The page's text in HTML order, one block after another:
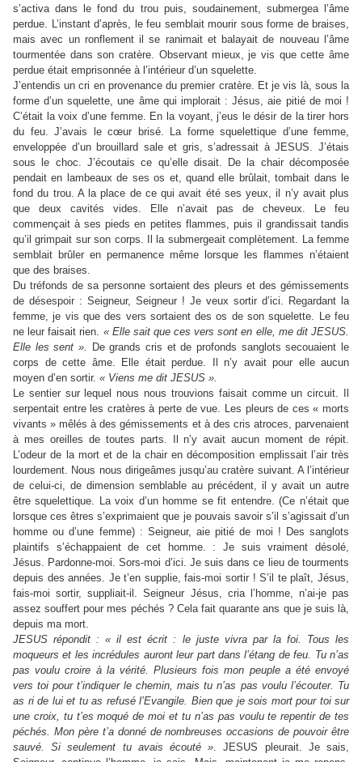
s’activa dans le fond du trou puis, soudainement, submergea l’âme
perdue. L’instant d’après, le feu semblait mourir sous forme de braises,
mais avec un ronflement il se ranimait et balayait de nouveau l’âme
tourmentée dans son cratère. Observant mieux, je vis que cette âme
perdue était emprisonnée à l’intérieur d’un squelette.
J’entendis un cri en provenance du premier cratère. Et je vis là, sous la
forme d’un squelette, une âme qui implorait : Jésus, aie pitié de moi !
C’était la voix d’une femme. En la voyant, j’eus le désir de la tirer hors
du feu. J’avais le cœur brisé. La forme squelettique d’une femme,
enveloppée d’un brouillard sale et gris, s’adressait à JESUS. J’étais
sous le choc. J’écoutais ce qu’elle disait. De la chair décomposée
pendait en lambeaux de ses os et, quand elle brûlait, tombait dans le
fond du trou. A la place de ce qui avait été ses yeux, il n’y avait plus
que deux cavités vides. Elle n’avait pas de cheveux. Le feu
commençait à ses pieds en petites flammes, puis il grandissait tandis
qu’il grimpait sur son corps. Il la submergeait complètement. La femme
semblait brûler en permanence même lorsque les flammes n’étaient
que des braises.
Du tréfonds de sa personne sortaient des pleurs et des gémissements
de désespoir : Seigneur, Seigneur ! Je veux sortir d’ici. Regardant la
femme, je vis que des vers sortaient des os de son squelette. Le feu
ne leur faisait rien. « Elle sait que ces vers sont en elle, me dit JESUS.
Elle les sent ».
De grands cris et de profonds sanglots secouaient le
corps de cette âme. Elle était perdue. Il n’y avait pour elle aucun
moyen d’en sortir. « Viens me dit JESUS ».
Le sentier sur lequel nous nous trouvions faisait comme un circuit. Il
serpentait entre les cratères à perte de vue. Les pleurs de ces « morts
vivants » mêlés à des gémissements et à des cris atroces, parvenaient
à mes oreilles de toutes parts. Il n’y avait aucun moment de répit.
L’odeur de la mort et de la chair en décomposition emplissait l’air très
lourdement. Nous nous dirigeâmes jusqu’au cratère suivant. A l’intérieur
de celui-ci, de dimension semblable au précédent, il y avait un autre
être squelettique. La voix d’un homme se fit entendre. (Ce n’était que
lorsque ces êtres s’exprimaient que je pouvais savoir s’il s’agissait d’un
homme ou d’une femme) : Seigneur, aie pitié de moi ! Des sanglots
plaintifs s’échappaient de cet homme. : Je suis vraiment désolé,
Jésus. Pardonne-moi. Sors-moi d’ici. Je suis dans ce lieu de tourments
depuis des années. Je t’en supplie, fais-moi sortir ! S’il te plaît, Jésus,
fais-moi sortir, suppliait-il. Seigneur Jésus, cria l’homme, n’ai-je pas
assez souffert pour mes péchés ? Cela fait quarante ans que je suis là,
depuis ma mort.
JESUS répondit : « il est écrit : le juste vivra par la foi. Tous les
moqueurs et les incrédules auront leur part dans l’étang de feu. Tu n’as
pas voulu croire à la vérité. Plusieurs fois mon peuple a été envoyé
vers toi pour t’indiquer le chemin, mais tu n’as pas voulu l’écouter. Tu
as ri de lui et tu as refusé l’Evangile. Bien que je sois mort pour toi sur
une croix, tu t’es moqué de moi et tu n’as pas voulu te repentir de tes
péchés. Mon père t’a donné de nombreuses occasions de pouvoir être
sauvé. Si seulement tu avais écouté » . JESUS pleurait. Je sais,